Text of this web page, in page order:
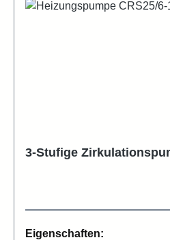
3-Stufige
Eigenschaften: